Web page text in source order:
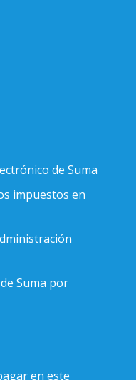
de Suma
impuestos en
Suma por
en este